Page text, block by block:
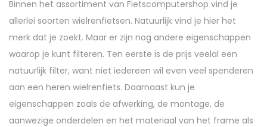
Binnen het assortiment van Fietscomputershop vind je
allerlei soorten wielrenfietsen. Natuurlijk vind je hier het
merk dat je zoekt. Maar er zijn nog andere eigenschappen
waarop je kunt filteren. Ten eerste is de prijs veelal een
natuurlijk filter, want niet iedereen wil even veel spenderen
aan een heren wielrenfiets. Daarnaast kun je
eigenschappen zoals de afwerking, de montage, de
aanwezige onderdelen en het materiaal van het frame als